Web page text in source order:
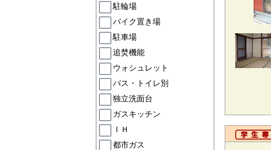
駐輪場
バイク置き場
駐車場
追焚機能
ウォシュレット
バス・トイレ別
独立洗面台
ガスキッチン
ＩＨ
都市ガス